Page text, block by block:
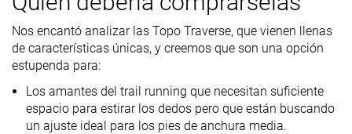
laboratorio
Peso marca
10.6 oz / 300g
11.4 oz / 322g
10.2 oz / 290g 9.7 oz / 275g
laboratorio
Drop marca
5.0 mm 4.0 mm 8.0 mm
Nos encantó analizar las Topo Traverse, que vienen llenas
de características únicas, y creemos que son una opción
estupenda para:
Los amantes del trail running que necesitan suficiente
espacio para estirar los dedos pero que están buscando
un ajuste ideal para los pies de anchura media.